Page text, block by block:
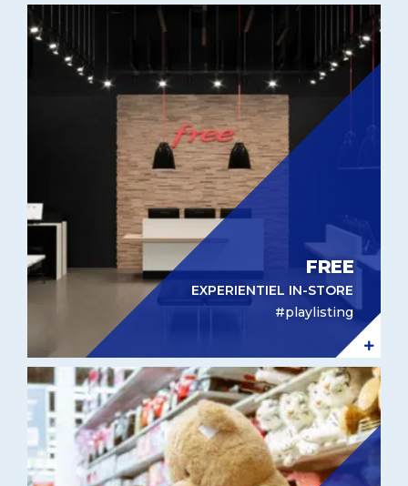
Expérientiel in-store Free
FREE
EXPERIENTIEL IN-STORE
#playlisting
Prise de parole